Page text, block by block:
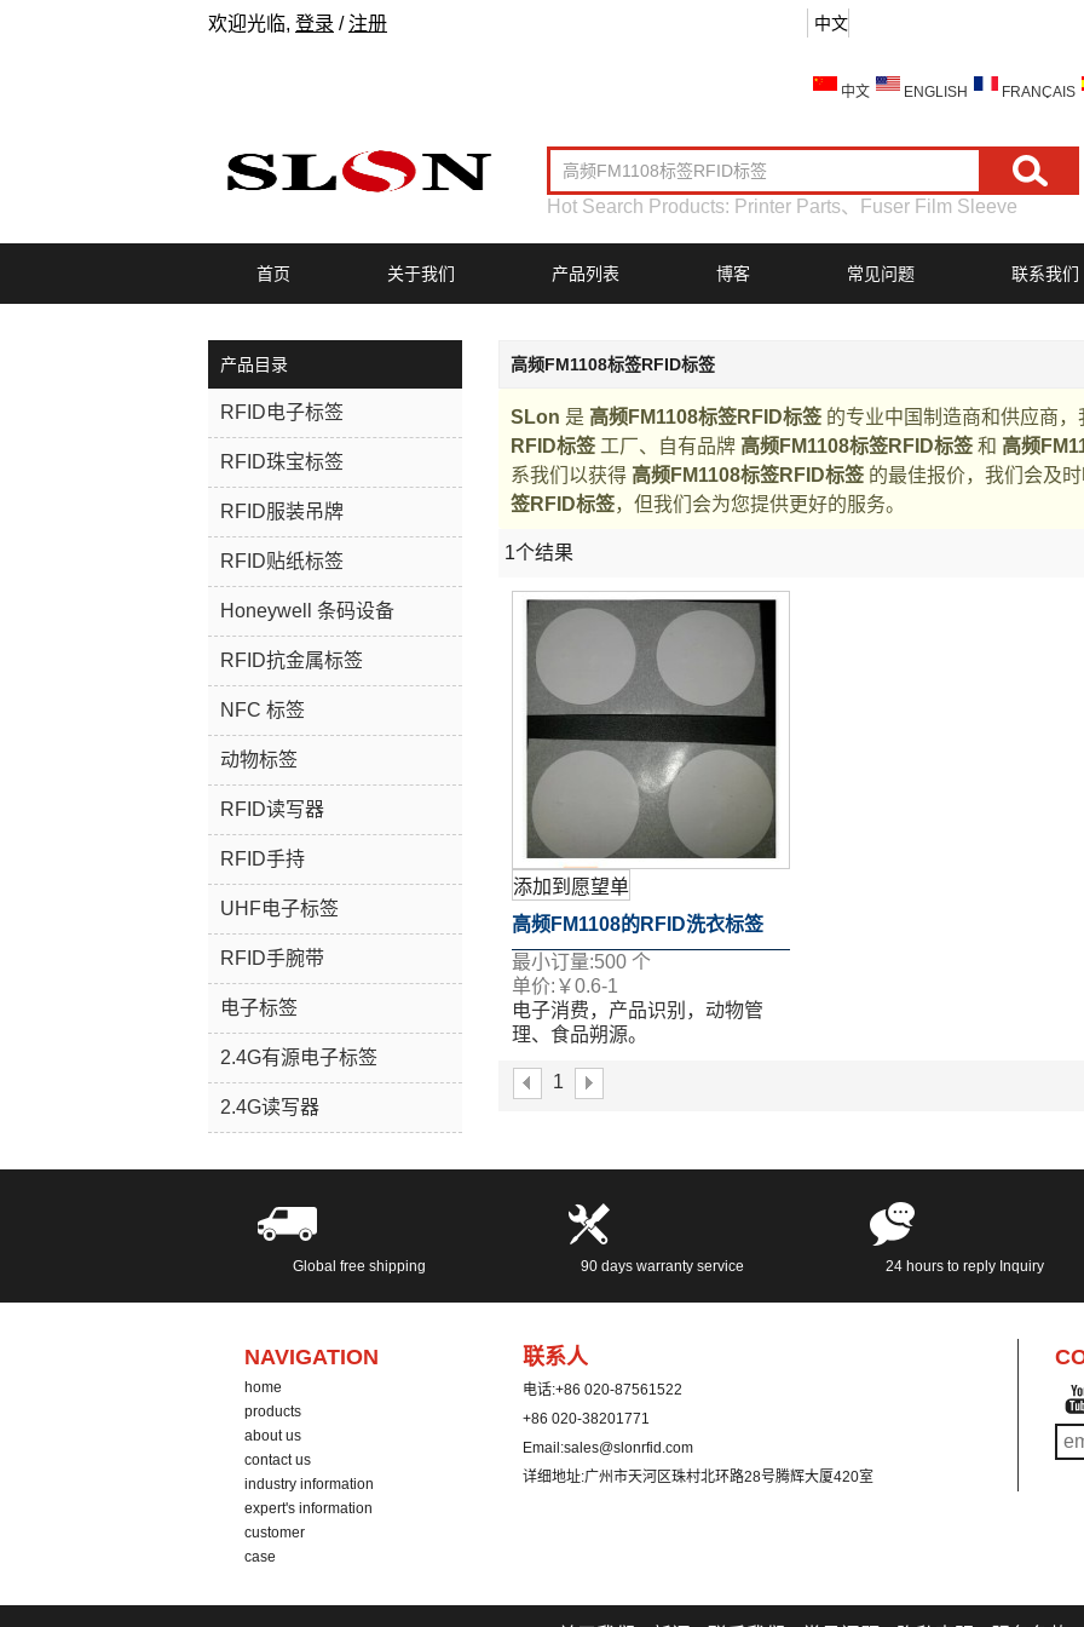
欢迎光临, 登录 / 注册 中文
中文 ENGLISH FRANÇAIS
Hot Search Products: Printer Parts、 Fuser Film Sleeve
首页 关于我们 产品列表 博客 常见问题 联系我们
产品目录
RFID电子标签
RFID珠宝标签
RFID服装吊牌
RFID贴纸标签
Honeywell 条码设备
RFID抗金属标签
NFC 标签
动物标签
RFID读写器
RFID手持
UHF电子标签
RFID手腕带
电子标签
2.4G有源电子标签
2.4G读写器
高频FM1108标签RFID标签
SLon 是 高频FM1108标签RFID标签 的专业中国制造商和供应商
RFID标签 工厂、自有品牌 高频FM1108标签RFID标签 和 高频
系我们以获得 高频FM1108标签RFID标签 的最佳报价，我们会及
签RFID标签，但我们会为您提供更好的服务。
1个结果
添加到愿望单
高频FM1108的RFID洗衣标签
RFID标签
最小订量:500 个
单价: ￥0.6-1
电子消费，产品识别，动物管
理、食品朔源。
等多个工艺。
1
Global free shipping 90 days warranty service 24 hours to reply Inquiry
NAVIGATION
home
products
about us
contact us
industry information
expert's information
customer
case
联系人
电话:+86 020-87561522
+86 020-38201771
Email:sales@slonrfid.com
详细地址:广州市天河区珠村北环路28号腾辉大厦420室